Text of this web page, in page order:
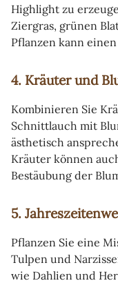
Highlight zu
Ziergras, grünen
Pflanzen kann
4. Kräuter und
Kombinieren Sie
Schnittlauch mit
ästhetisch
Kräuter können
Bestäubung der
5.
Pflanzen Sie eine
Tulpen und
wie Dahlien und